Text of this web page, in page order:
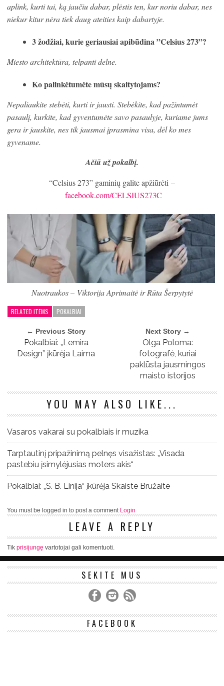
aplink, kurti tai, ką jaučiu dabar, plėstis ten, kur noriu dabar, nes
niekur kitur nėra tiek daug ateities kaip dabartyje.
3 žodžiai, kurie geriausiai apibūdina ”Celsius 273”?
Miesto architektūra, telpanti delne.
Ko palinkėtumėte mūsų skaitytojams?
Nepaliaukite stebėti, kurti ir jausti. Stebėkite, kad pažintumėt
pasaulį, kurkite, kad gyventumėte savo pasaulyje, kuriame jums
gera ir jauskite, nes tik jausmai įprasmina visa, dėl ko mes
gyvename.
Ačiū už pokalbį.
“Celsius 273” gaminių galite apžiūrėti –
facebook.com/CELSIUS273C
Nuotraukos – Viktorija Aprimaitė ir Rūta Šerpytytė
RELATED ITEMS POKALBIAI
← Previous Story
Pokalbiai: „Lemira
Design” įkūrėja Laima
Next Story →
Olga Poloma:
fotografė, kuriai
paklūsta jausmingos
maisto istorijos
YOU MAY ALSO LIKE...
Vasaros vakarai su pokalbiais ir muzika
Tarptautinį pripažinimą pelnęs visažistas: „Visada
pastebiu įsimylėjusias moters akis“
Pokalbiai: „S. B. Linija“ įkūrėja Skaiste Bružaite
You must be logged in to post a comment Login
LEAVE A REPLY
Tik prisijungę vartotojai gali komentuoti.
SEKITE MUS
FACEBOOK